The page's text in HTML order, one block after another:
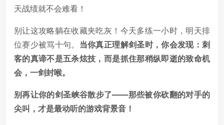
天战绩就不会难看！
别让这攻略躺在收藏夹吃灰！今天多练一小时，明天排
位赛少被骂十句。 当你真正理解剑圣时，你会发现：刺
客的真谛不是五杀炫技，而是抓住那稍纵即逝的致命机
会，一剑封喉。
别再让你的剑圣峡谷散步了——那些被你砍翻的对手的
尖叫，才是最动听的游戏背景音！